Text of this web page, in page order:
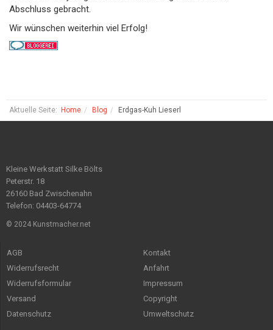
Abschluss gebracht.
Wir wünschen weiterhin viel Erfolg!
Aktuelle Seite: Home Blog Erdgas-Kuh Lieserl
Kleine Werkstatt Silke Bölts
Peterstr. 18
26160 Bad Zwischenahn
Telefon: 04403-64774
© 2024 Kunstmacher.net
AGB
Widerrufsrecht
Widerrufsformular
Versand
Datenschutz
Kontakt
Anfahrt
Impressum
Copyright
Umweltschutz